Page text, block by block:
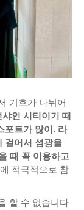
기호가 나뉘어
인 시티이기 때
포트가 많이. 라
걸어서 섬광을
때 꼭 이용하고
적극적으로 참
할 수 없습니다